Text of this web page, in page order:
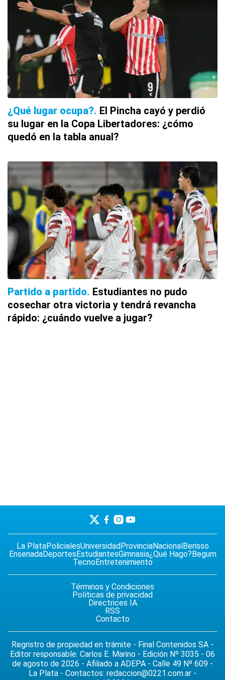
¿Qué lugar ocupa? El Pincha cayó y perdió
su lugar en la Copa Libertadores: ¿cómo
quedó en la tabla anual?
Partido a partido Estudiantes no pudo
cosechar otra victoria y tendrá revancha
rápido: ¿cuándo vuelve a jugar?
La PlataPolicialesUniversidad ProvinciaNacional Berisso
EnsenadaDeportes EstudiantesGimnasia¿Qué Hago? Begum
TecnoEntretenimiento
Términos y Condiciones
Políticas de privacidad
Directrices IA
RSS
Contacto
Regristro de propiedad en trámite - Final Contenidos SA -
Editor responsable: Carlos E. Marino - Edición Nº 3035 - 06
de agosto de 2026 - Afiliado a ADEPA - Calle 49 Nº 609 -
La Plata - Contactos: redaccion@0221.com.ar -